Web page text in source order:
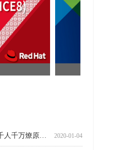
2020-01-04
中国电信安徽公司千人千万燎原计划大数据分析和挖掘企业培训